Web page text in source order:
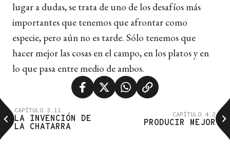
lugar a dudas, se trata de uno de los desafíos más
importantes que tenemos que afrontar como
especie, pero aún no es tarde. Sólo tenemos que
hacer mejor las cosas en el campo, en los platos y en
lo que pasa entre medio de ambos.
CAPÍTULO 3.11
LA INVENCIÓN DE
LA CHATARRA
CAPÍTULO 4.2
PRODUCIR MEJOR